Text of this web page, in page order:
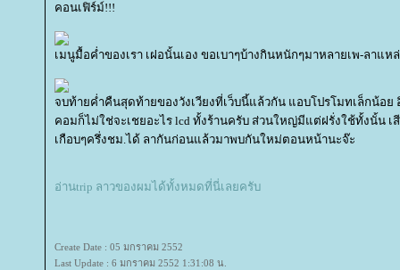
คอนเฟิร์ม์!!!
เมนูมื้อค่ำของเรา เฝอนั้นเอง ขอเบาๆบ้างกินหนักๆมาหลายเพ-ลาแห
จบท้ายค่ำคืนสุดท้ายของวังเวียงที่เว็บนี้แล้วกัน แอบโปรโมทเล็กน้อย
คอมก็ไม่ใช่จะเชยอะไร lcd ทั้งร้านครับ ส่วนใหญ่มีแต่ฝรั่งใช้ทั้งนั้น เ
เกือบๆครึ่งชม.ได้ ลากันก่อนแล้วมาพบกันใหม่ตอนหน้านะจ๊ะ
อ่านtrip ลาวของผมได้ทั้งหมดที่นี่เลยครับ
Create Date : 05 มกราคม 2552
Last Update : 6 มกราคม 2552 1:31:08 น.